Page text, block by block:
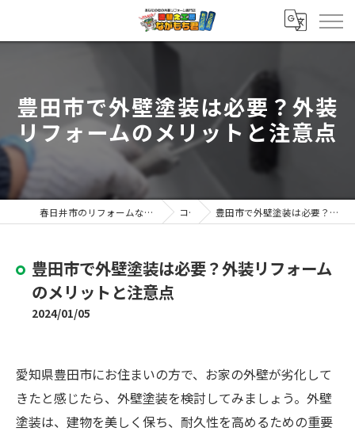
豊田市で外壁塗装は必要？外装
リフォームのメリットと注意点
春日井市のリフォームなら塗替え工房ながもち君 春日井店 コラム 豊田市で外壁塗装は必要？外装リフォームのメリットと注意点
豊田市で外壁塗装は必要？外装リフォーム
のメリットと注意点
2024/01/05
愛知県豊田市にお住まいの方で、お家の外壁が劣化して
きたと感じたら、外壁塗装を検討してみましょう。外壁
塗装は、建物を美しく保ち、耐久性を高めるための重要